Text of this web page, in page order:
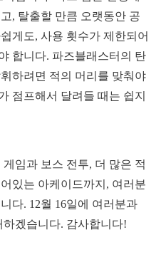
, 탈출할 만큼 오랫동안 공
게도, 사용 횟수가 제한되어
합니다. 파즈블래스터의 탄
하려면 적의 머리를 맞춰야
점프해서 달려들 때는 쉽지
임과 보스 전투, 더 많은 적
있는 아케이드까지, 여러분
다. 12월 16일에 여러분과
겠습니다. 감사합니다!